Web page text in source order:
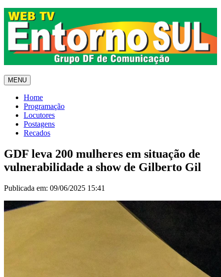
MENU
Home
Programação
Locutores
Postagens
Recados
GDF leva 200 mulheres em situação de
vulnerabilidade a show de Gilberto Gil
Publicada em: 09/06/2025 15:41